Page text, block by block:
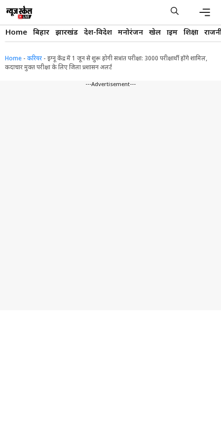
content
Home बिहार झारखंड देश-विदेश मनोरंजन खेल क्राइम शिक्षा
Home - करियर - इग्नू केंद्र में 1 जून से शुरू होगी सत्रांत परीक्षा: 3000 परीक्षार्थी होंगे शामिल,
कदाचार मुक्त परीक्षा के लिए जिला प्रशासन अलर्ट
---Advertisement---